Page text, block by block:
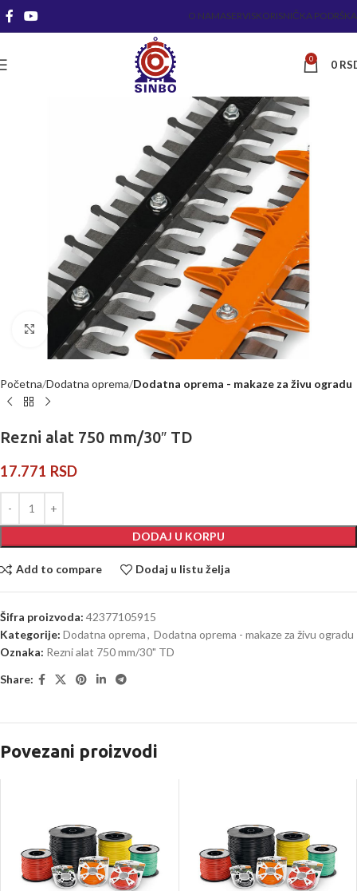
O NAMASERVISKORISNIČKA PODRŠKA
0 0
Kliknite za uvećanje
Početna Dodatna oprema Dodatna oprema - makaze za živu ogradu
Rezni alat 750 mm/30″ TD
17.771 RSD
DODAJ U KORPU
Add to compare Dodaj u listu želja
Šifra proizvoda: 42377105915
Kategorije: Dodatna oprema, Dodatna oprema - makaze za živu ogradu
Oznaka: Rezni alat 750 mm/30" TD
Share:
Povezani proizvodi